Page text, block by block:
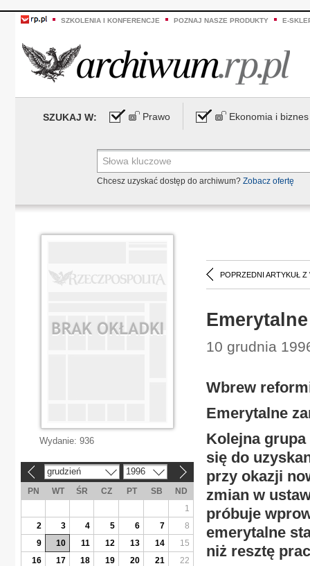
SZKOLENIA I KONFERENCJE POZNAJ NASZE PRODUKTY E-
SZUKAJ W: Prawo Ekonomia i biznes
Chcesz uzyskać dostęp do archiwum? Zobacz ofertę
POPRZEDNI ARTYKUŁ Z
10 grudnia
Wbrew
Emerytalne
Kolejna
się do
przy okazji
zmian w
próbuje
emerytalne
niż resztę
Wydanie: 936
grudzień 1996
PN WT ŚR CZ PT SB
ND
1
2
3 4 5 6 7
8
9
10 11 12 13 14
15
16
17 18 19 20 21
22